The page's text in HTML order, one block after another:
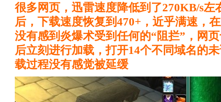
很多网页，迅雷速度降低到了270KB/s左
后，下载速度恢复到470+，近乎满速，
没有感到炎爆术受到任何的“阻拦”，网
后立刻进行加载，打开14个不同域名的
载过程没有感觉被延缓